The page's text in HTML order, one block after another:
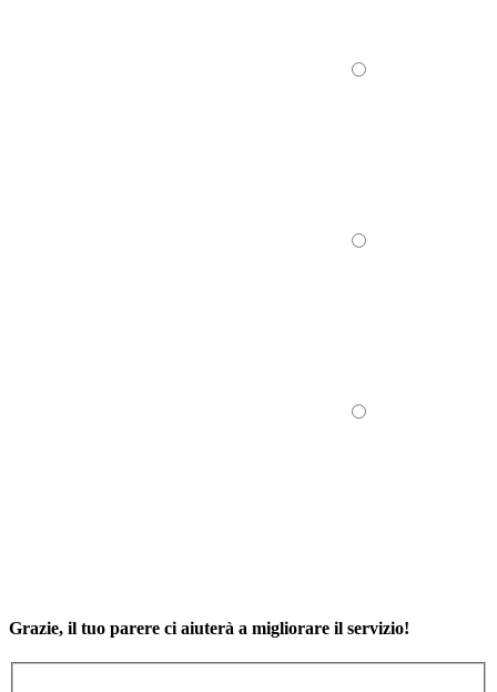
Grazie, il tuo parere ci aiuterà a migliorare il servizio!